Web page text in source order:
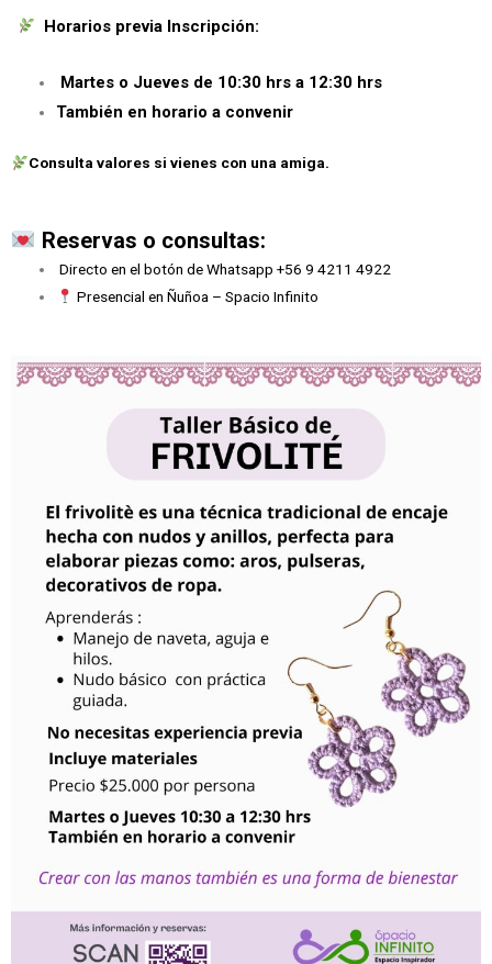
Horarios previa Inscripción:
Martes o Jueves de 10:30 hrs a 12:30 hrs
También en horario a convenir
Consulta valores si vienes con una amiga.
Reservas o consultas:
Directo en el botón de Whatsapp +56 9 4211 4922
Presencial en Ñuñoa – Spacio Infinito